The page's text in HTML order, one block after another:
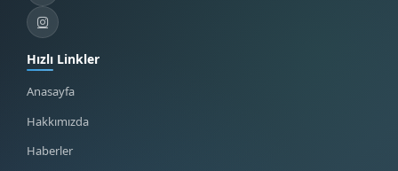
Hızlı Linkler
Anasayfa
Hakkımızda
Haberler